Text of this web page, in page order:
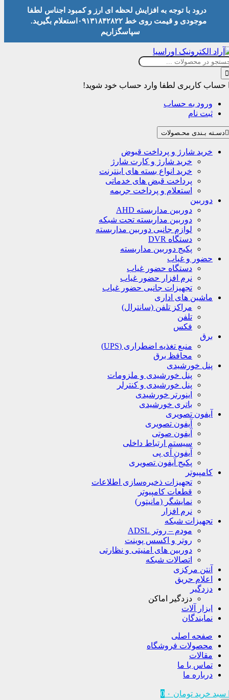
حساب کاربری لطفا وارد حساب خود شوید!
ورود به حساب
ثبت نام
دسـته بـندی محـصولات
خرید شارژ و پرداخت قبوض
خرید شارژ و کارت شارژ
خرید انواع بسته های اینترنت
پرداخت قبض های خدماتی
استعلام و پرداخت جریمه
دوربین
دوربین مداربسته AHD
دوربین مداربسته تحت شبکه
لوازم جانبی دوربین مداربسته
دستگاه DVR
پکیج دوربین مداربسته
حضور و غیاب
دستگاه حضور غیاب
نرم افزار حضور غیاب
تجهیزات جانبی حضور غیاب
ماشین های اداری
مراکز تلفن (سانترال)
تلفن
فکس
برق
منبع تغذیه اضطراری (UPS)
محافظ برق
پنل خورشیدی
پنل خورشیدی و ملزومات
پنل خورشیدی و کنترلر
اینورتر خورشیدی
باتری خورشیدی
آیفون تصویری
آیفون تصویری
آیفون صوتی
سیستم ارتباط داخلی
آیفون آی پی
پکیج آیفون تصویری
کامپیوتر
تجهیزات ذخیره‌سازی اطلاعات
قطعات کامپیوتر
نمایشگر (مانیتور)
نرم افزار
تجهیزات شبکه
مودم – روتر ADSL
روتر و اکسس پوینت
دوربین های امنیتی و نظارتی
اتصالات شبکه
آنتن مرکزی
اعلام حریق
دزدگیر
دزدگیر اماکن
ابزار آلات
نمایندگان
صفحه اصلی
محصولات فروشگاه
مقالات
تماس با ما
درباره ما
سبد خرید تومان 0
درود با توجه به افزایش لحظه ای ارز و کمبود اجناس لطفا
موجودی و قیمت روی خط ۰۹۱۳۱۸۴۲۸۲۲استعلام بگیرید.
سپاسگزاریم